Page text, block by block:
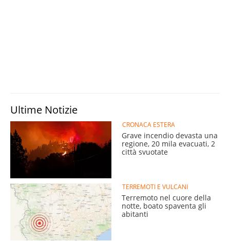
Ultime Notizie
CRONACA ESTERA
Grave incendio devasta una
regione, 20 mila evacuati, 2
città svuotate
TERREMOTI E VULCANI
Terremoto nel cuore della
notte, boato spaventa gli
abitanti